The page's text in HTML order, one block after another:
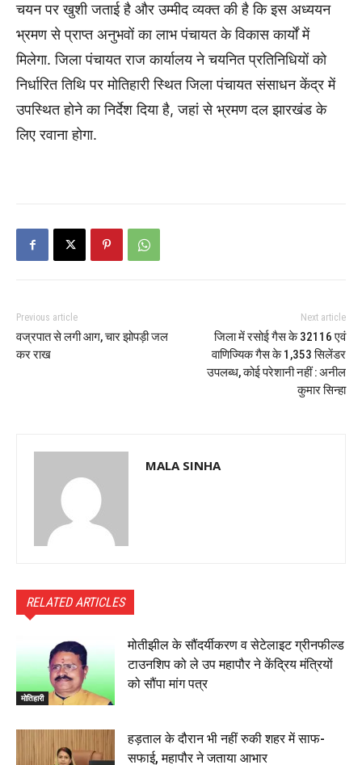
चयन पर खुशी जताई है और उम्मीद व्यक्त की है कि इस अध्ययन
भ्रमण से प्राप्त अनुभवों का लाभ पंचायत के विकास कार्यों में
मिलेगा. जिला पंचायत राज कार्यालय ने चयनित प्रतिनिधियों को
निर्धारित तिथि पर मोतिहारी स्थित जिला पंचायत संसाधन केंद्र में
उपस्थित होने का निर्देश दिया है, जहां से भ्रमण दल झारखंड के
लिए रवाना होगा.
Previous article
वज्रपात से लगी आग, चार झोपड़ी जल
कर राख
Next article
जिला में रसोई गैस के 32116 एवं
वाणिज्यिक गैस के 1,353 सिलेंडर
उपलब्ध, कोई परेशानी नहीं : अनील
कुमार सिन्हा
MALA SINHA
RELATED ARTICLES
मोतिहारी
मोतीझील के सौंदर्यीकरण व सेटेलाइट ग्रीनफील्ड
टाउनशिप को ले उप महापौर ने केंद्रिय मंत्रियों
को सौंपा मांग पत्र
हड़ताल के दौरान भी नहीं रुकी शहर में साफ-
सफाई, महापौर ने जताया आभार